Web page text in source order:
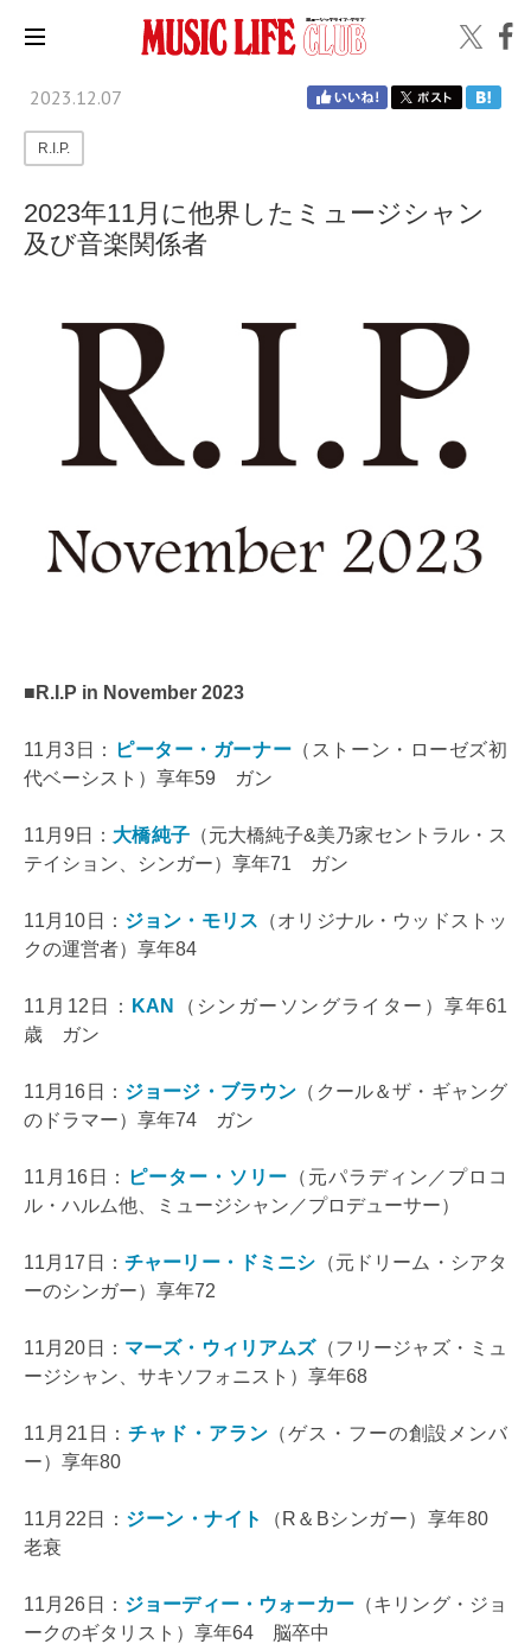
2023.12.07
R.I.P.
2023年11月に他界したミュージシャン
及び音楽関係者
■R.I.P in November 2023
11月3日： ピーター・ガーナー （ストーン・ローゼズ初
代ベーシスト）享年59 ガン
11月9日： 大橋純子（元大橋純子&美乃家セントラル・ス
テイション、シンガー）享年71 ガン
11月10日： ジョン・モリス （オリジナル・ウッドストッ
クの運営者）享年84
11月12日： KAN
（シンガーソングライター）享年61
歳 ガン
11月16日： ジョージ・ブラウン （クール＆ザ・ギャング
のドラマー）享年74 ガン
11月16日： ピーター・ソリー （元パラディン／プロコ
ル・ハルム他、ミュージシャン／プロデューサー）
11月17日： チャーリー・ドミニシ （元ドリーム・シアタ
ーのシンガー）享年72
11月20日： マーズ・ウィリアムズ（フリージャズ・ミュ
ージシャン、サキソフォニスト）享年68
11月21日：チャド・アラン （ゲス・フーの創設メンバ
ー）享年80
11月22日： ジーン・ナイト
（R＆Bシンガー）享年80
老衰
11月26日： ジョーディー・ウォーカー（キリング・ジョ
ークのギタリスト）享年64 脳卒中